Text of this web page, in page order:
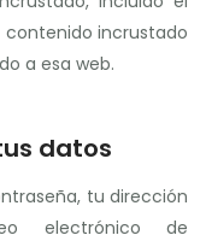
incrustado
a esa web.
datos
tu dirección
electrónico de